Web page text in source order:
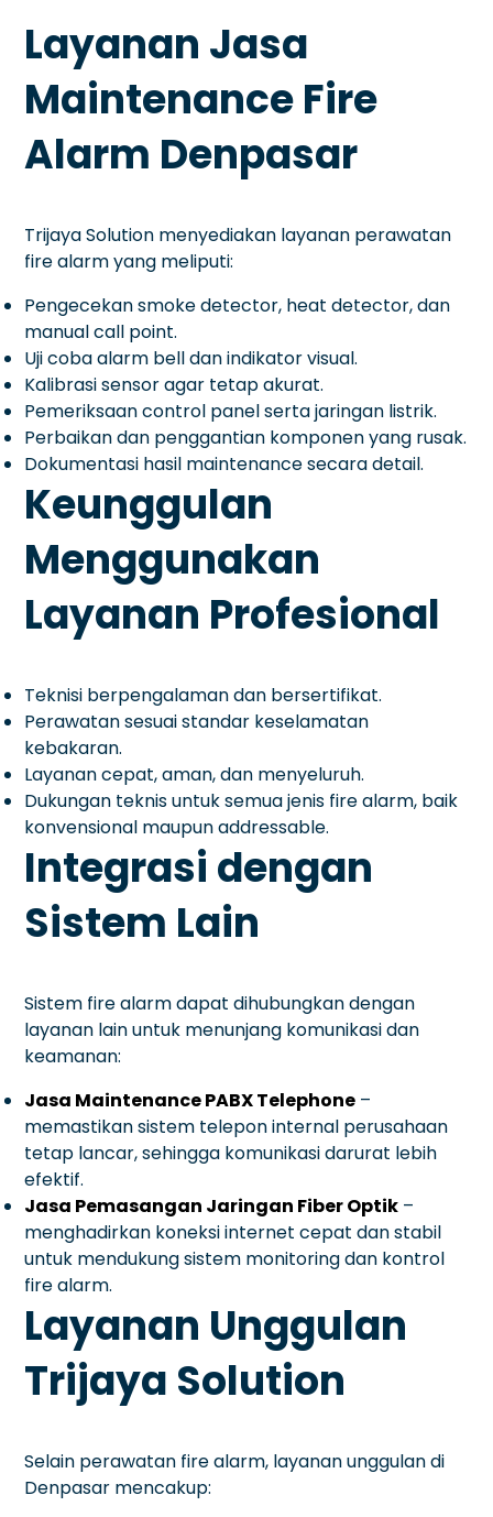
Layanan Jasa
Maintenance Fire
Alarm Denpasar
Trijaya Solution menyediakan layanan perawatan
fire alarm yang meliputi:
Pengecekan smoke detector, heat detector, dan
manual call point.
Uji coba alarm bell dan indikator visual.
Kalibrasi sensor agar tetap akurat.
Pemeriksaan control panel serta jaringan listrik.
Perbaikan dan penggantian komponen yang rusak.
Dokumentasi hasil maintenance secara detail.
Keunggulan
Menggunakan
Layanan Profesional
Teknisi berpengalaman dan bersertifikat.
Perawatan sesuai standar keselamatan
kebakaran.
Layanan cepat, aman, dan menyeluruh.
Dukungan teknis untuk semua jenis fire alarm, baik
konvensional maupun addressable.
Integrasi dengan
Sistem Lain
Sistem fire alarm dapat dihubungkan dengan
layanan lain untuk menunjang komunikasi dan
keamanan:
Jasa Maintenance PABX Telephone –
memastikan sistem telepon internal perusahaan
tetap lancar, sehingga komunikasi darurat lebih
efektif.
Jasa Pemasangan Jaringan Fiber Optik –
menghadirkan koneksi internet cepat dan stabil
untuk mendukung sistem monitoring dan kontrol
fire alarm.
Layanan Unggulan
Trijaya Solution
Selain perawatan fire alarm, layanan unggulan di
Denpasar mencakup: